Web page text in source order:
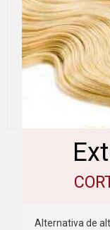
Alternativa de